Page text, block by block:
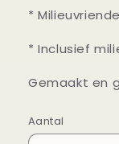
*
* Inclusief
Gemaakt en
Aantal
Aantal